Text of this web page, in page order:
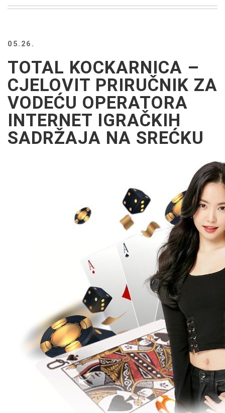
FACTS
MEMORY
GLANDS
FOREVER
SELFIES
WEDDING
DAMN
05.26.
TOTAL KOCKARNICA –
CJELOVIT PRIRUČNIK ZA
VODEĆU OPERATORA
INTERNET IGRAČKIH
SADRŽAJA NA SREĆKU